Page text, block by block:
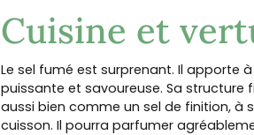
Cuisine et
Le sel fumé est surprenant. Il apporte
puissante et savoureuse. Sa structure
aussi bien comme un sel de finition, à
cuisson. Il pourra parfumer